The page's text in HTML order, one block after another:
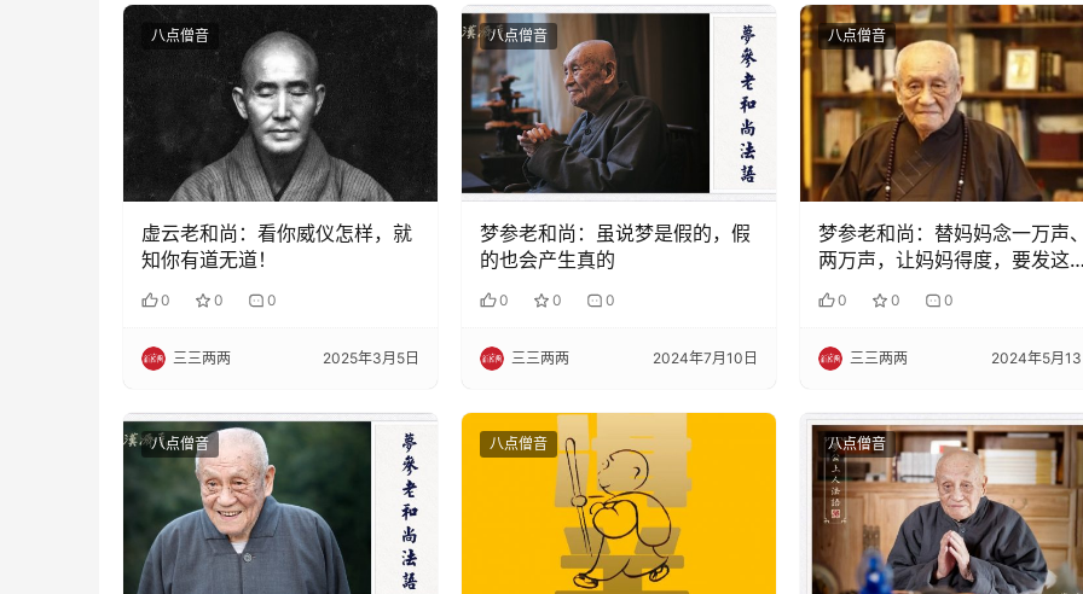
八点僧音
虚云老和尚：看你威仪怎样，就
知你有道无道！
0 0 0
三三两两 2025年3月5日
八点僧音
梦参老和尚：虽说梦是假的，假
的也会产生真的
0 0 0
三三两两 2024年7月10日
八点僧音
梦参老和尚：替妈妈念一万声
两万声，让妈妈得度，要发这
0 0 0
三三两两 2024年5月
八点僧音 八点僧音 八点僧音